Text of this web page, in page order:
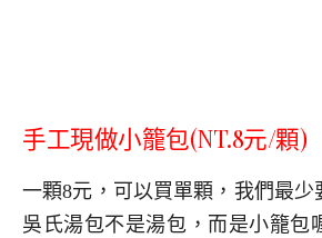
手工現做小籠包(NT.8元/顆)
一顆8元，可以買單顆，我們最少
吳氏湯包不是湯包，而是小籠包